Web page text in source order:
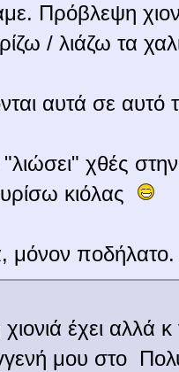
Πρόβλεψη
/ λιάζω τα
αυτά σε
"λιώσει" χθές
κιόλας
μόνον
έχει αλλά
μου στο